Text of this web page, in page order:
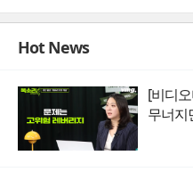
Hot News
[비디
무너지